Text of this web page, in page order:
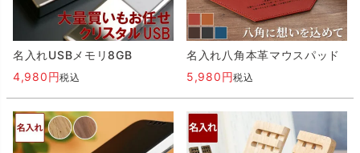
名入れUSBメモリ8GB
4,980
税込
名入れ八角本革マウスパッド
5,980
税込